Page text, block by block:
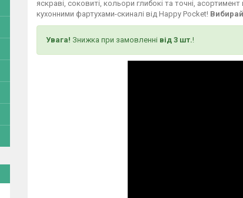
яскраві, соковиті, кольори глибокі та точні,
кухонними фартухами-скиналі від Happy Pocket!
Увага! Знижка при замовленні від 3 шт.!